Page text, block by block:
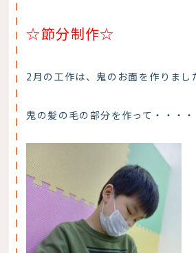
☆節分制作☆
2月の工作は、鬼のお面を作りまし
鬼の髪の毛の部分を作って・・・・